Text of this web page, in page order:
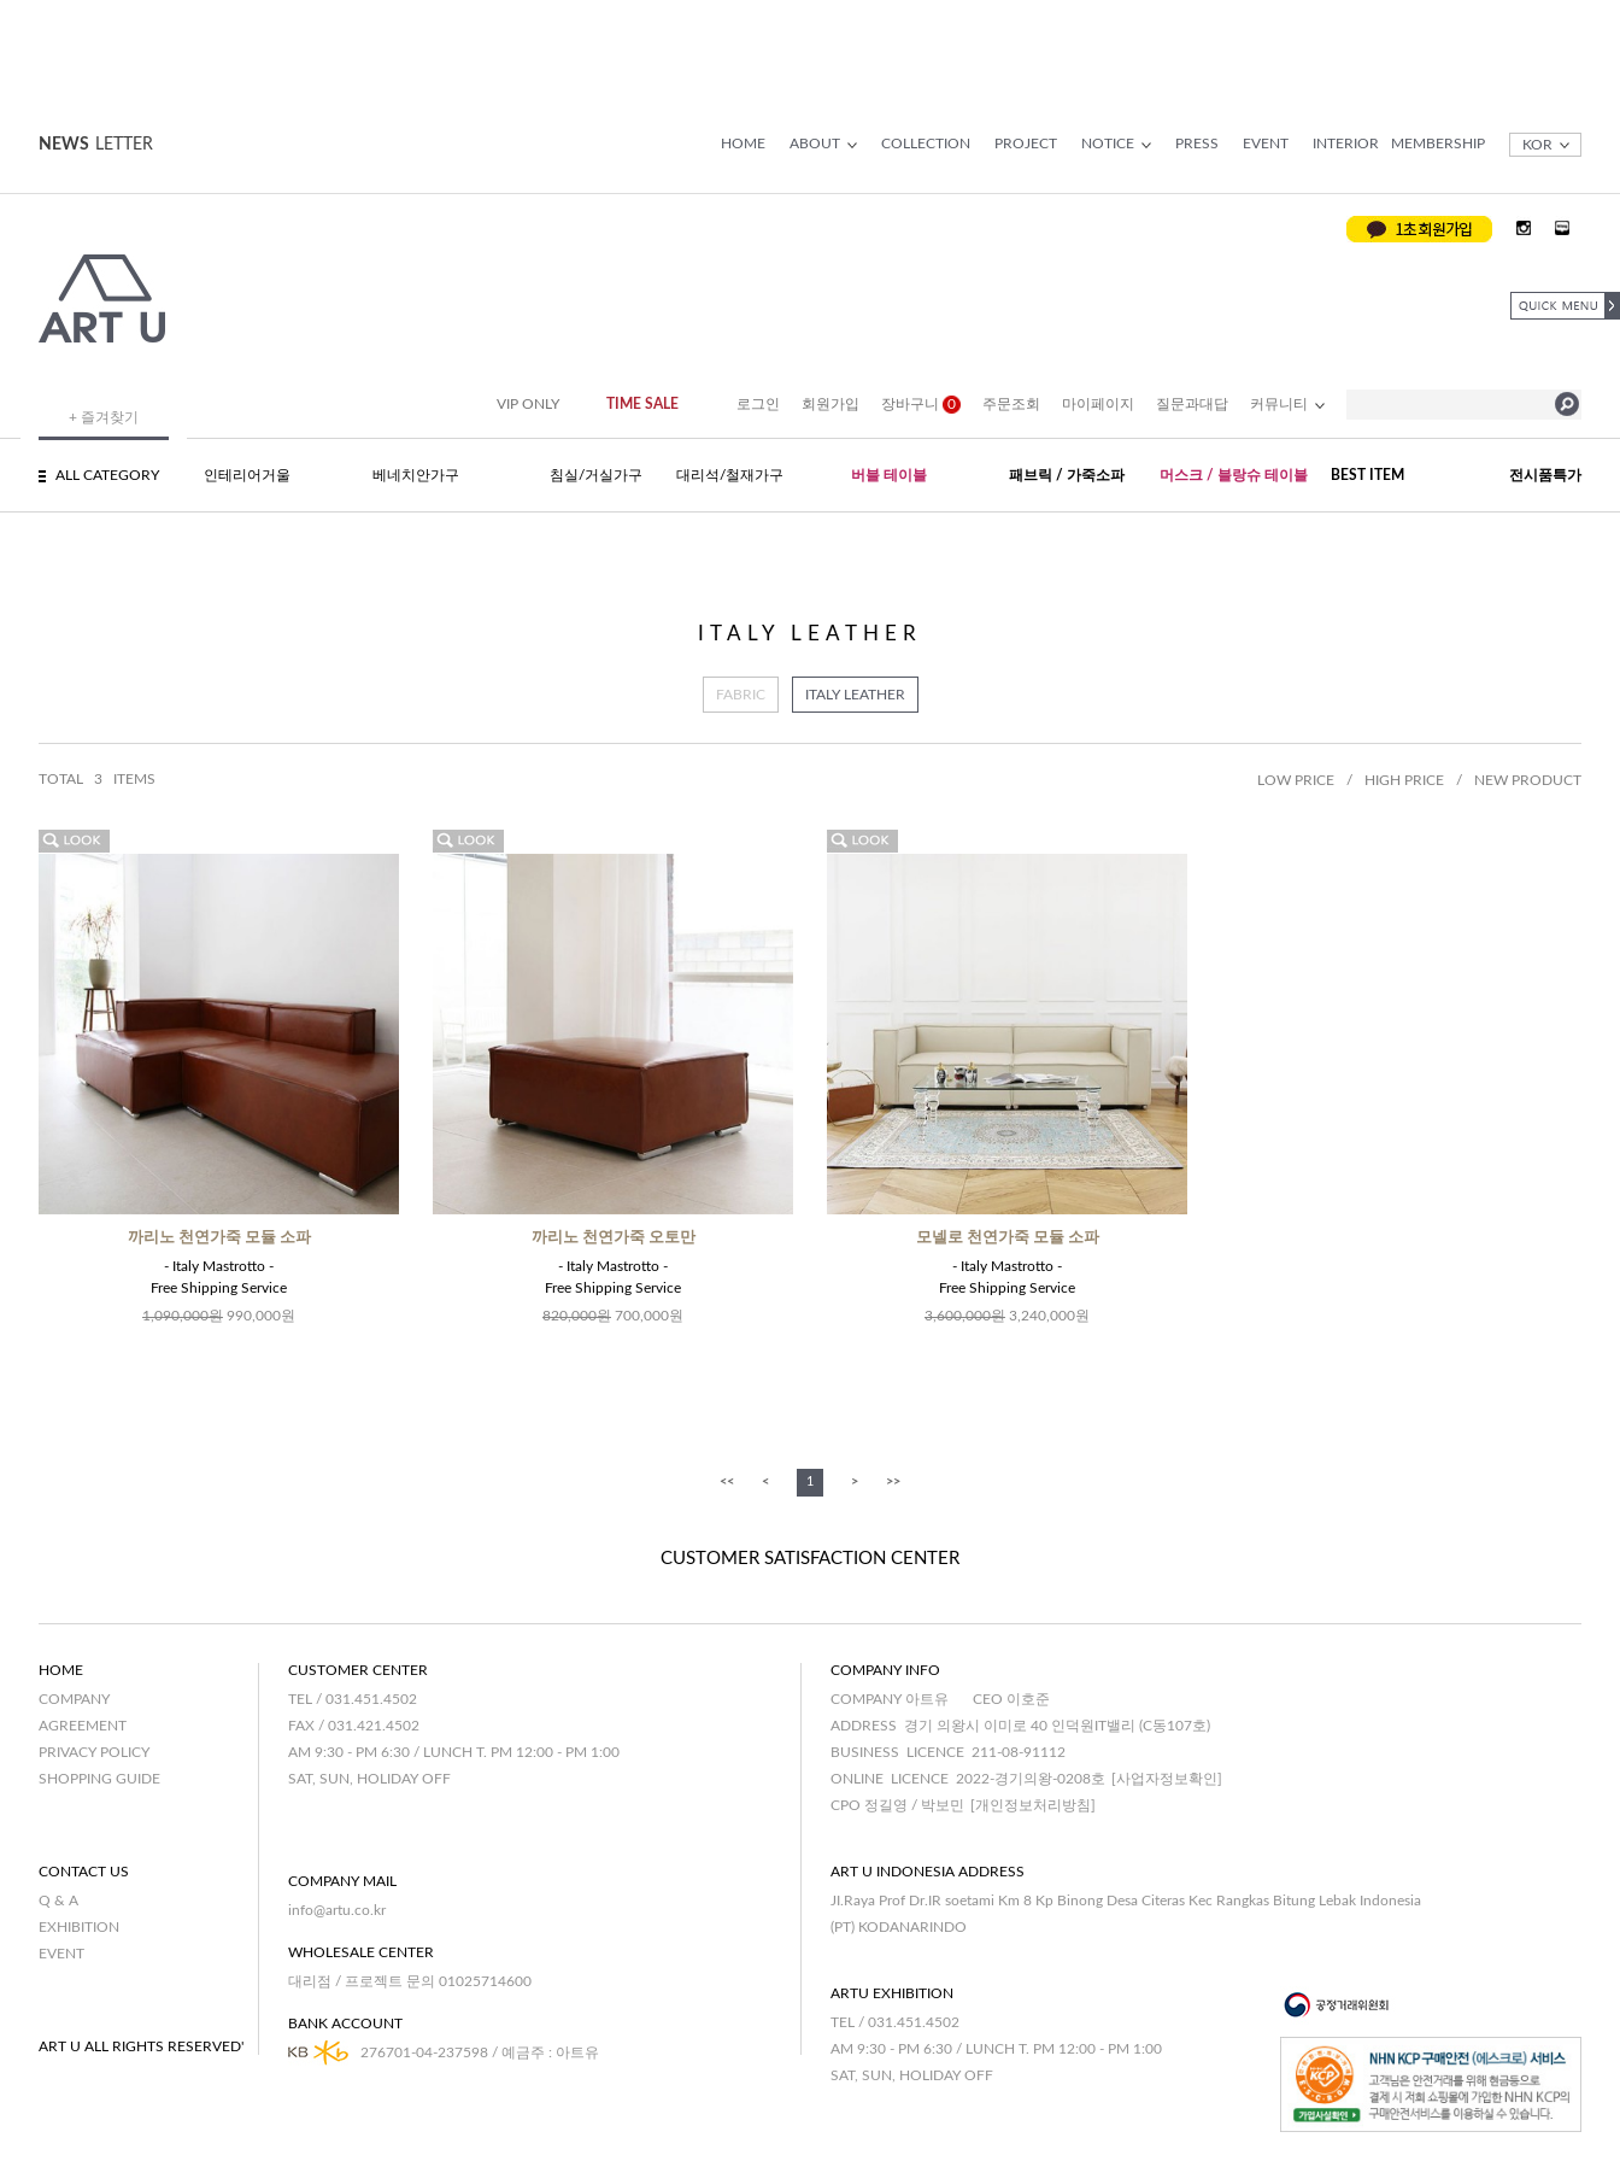
NEWS LETTER HOME ABOUT COLLECTION PROJECT NOTICE PRESS EVENT INTERIOR MEMBERSHIP KOR
+ 즐겨찾기
VIP ONLY TIME SALE 로그인 회원가입 장바구니 0 주문조회 마이페이지 질문과대답 커뮤니티
ALL CATEGORY 인테리어거울 베네치안가구 침실/거실가구 대리석/철재가구 버블 테이블 패브릭 / 가죽소파 머스크 / 블랑슈 테이블 BEST ITEM 전시품특가
ITALY LEATHER
FABRIC ITALY LEATHER
TOTAL 3 ITEMS LOW PRICE / HIGH PRICE / NEW PRODUCT
까리노 천연가죽 모듈 소파
- Italy Mastrotto -
Free Shipping Service
1,090,000원 990,000원
까리노 천연가죽 오토만
- Italy Mastrotto -
Free Shipping Service
820,000원 700,000원
모넬로 천연가죽 모듈 소파
- Italy Mastrotto -
Free Shipping Service
3,600,000원 3,240,000원
<< < 1 > >>
CUSTOMER SATISFACTION CENTER
HOME
COMPANY
AGREEMENT
PRIVACY POLICY
SHOPPING GUIDE
CONTACT US
Q & A
EXHIBITION
EVENT
ART U ALL RIGHTS RESERVED'
CUSTOMER CENTER
TEL / 031.451.4502
FAX / 031.421.4502
AM 9:30 - PM 6:30 / LUNCH T. PM 12:00 - PM 1:00
SAT, SUN, HOLIDAY OFF
COMPANY MAIL
info@artu.co.kr
WHOLESALE CENTER
대리점 / 프로젝트 문의 01025714600
BANK ACCOUNT
276701-04-237598 / 예금주 : 아트유
COMPANY INFO
COMPANY 아트유
CEO 이호준
ADDRESS 경기 의왕시 이미로 40 인덕원IT밸리 (C동107호)
BUSINESS LICENCE 211-08-91112
ONLINE LICENCE 2022-경기의왕-0208호
[사업자정보확인]
CPO 정길영 / 박보민
[개인정보처리방침]
ART U INDONESIA ADDRESS
JI.Raya Prof Dr.IR soetami Km 8 Kp Binong Desa Citeras Kec Rangkas Bitung Lebak Indonesia
(PT) KODANARINDO
ARTU EXHIBITION
TEL / 031.451.4502
AM 9:30 - PM 6:30 / LUNCH T. PM 12:00 - PM 1:00
SAT, SUN, HOLIDAY OFF